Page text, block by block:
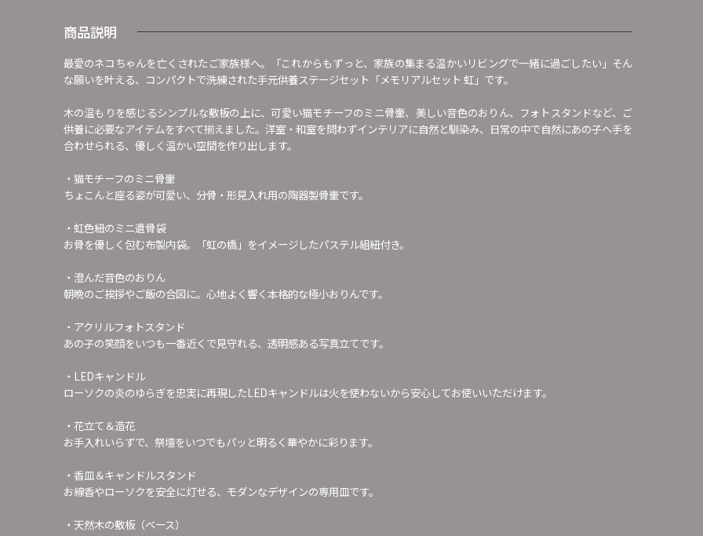
商品説明
最愛のネコちゃんを亡くされたご家族様へ。「これからもずっと、家族の集まる温かいリビングで一緒に過ごしたい」そん
な願いを叶える、コンパクトで洗練された手元供養ステージセット「メモリアルセット 虹」です。
木の温もりを感じるシンプルな敷板の上に、可愛い猫モチーフのミニ骨壷、美しい音色のおりん、フォトスタンドなど、ご
供養に必要なアイテムをすべて揃えました。洋室・和室を問わずインテリアに自然と馴染み、日常の中で自然にあの子へ手を
合わせられる、優しく温かい空間を作り出します。
・猫モチーフのミニ骨壷
ちょこんと座る姿が可愛い、分骨・形見入れ用の陶器製骨壷です。
・虹色紐のミニ遺骨袋
お骨を優しく包む布製内袋。「虹の橋」をイメージしたパステル組紐付き。
・澄んだ音色のおりん
朝晩のご挨拶やご飯の合図に。心地よく響く本格的な極小おりんです。
・アクリルフォトスタンド
あの子の笑顔をいつも一番近くで見守れる、透明感ある写真立てです。
・LEDキャンドル
ローソクの炎のゆらぎを忠実に再現したLEDキャンドルは火を使わないから安心してお使いいただけます。
・花立て＆造花
お手入れいらずで、祭壇をいつでもパッと明るく華やかに彩ります。
・香皿＆キャンドルスタンド
お線香やローソクを安全に灯せる、モダンなデザインの専用皿です。
・天然木の敷板（ベース）